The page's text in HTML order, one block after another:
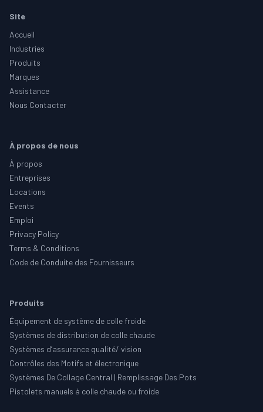
Footer
Site
Accueil
Industries
Produits
Marques
Assistance
Nous Contacter
À propos de nous
À propos
Entreprises
Locations
Events
Emploi
Privacy Policy
Terms & Conditions
Code de Conduite des Fournisseurs
Produits
Équipement de système de colle froide
Systèmes de distribution de colle chaude
Systèmes d’assurance qualité/ vision
Contrôles des Motifs et électronique
Systèmes De Collage Central | Remplissage Des Pots
Pistolets manuels à colle chaude ou froide